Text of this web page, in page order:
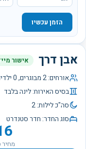
הזמן עכשיו
אבן דרך אישור
אורחים:2מבוגרים,0
בסיס האירוח:לינה בלבד
סה"כ לילות:2
סוג החדר:חדר סטנדרט
מחיר